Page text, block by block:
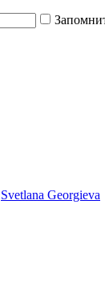
Svetlana Georgieva